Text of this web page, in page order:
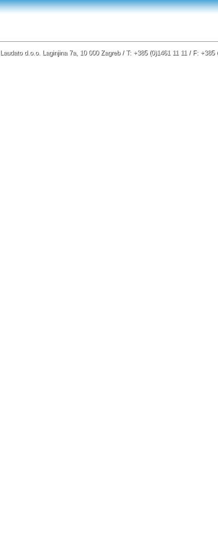
Laudato d.o.o. Laginjina 7a, 10 000 Zagreb / T: +385 (0)1461 11 11 / F: